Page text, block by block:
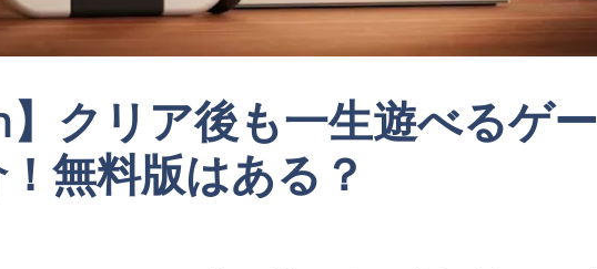
】クリア後も一生遊べるゲー
無料版はある？